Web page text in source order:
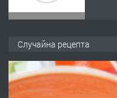
Случайна рецепта